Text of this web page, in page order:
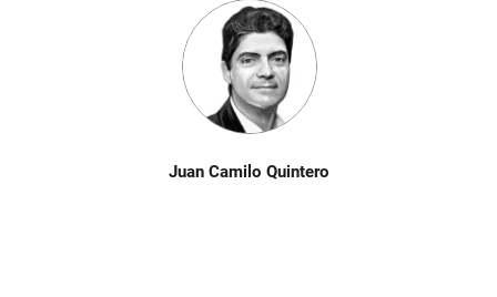
Juan Camilo Quintero